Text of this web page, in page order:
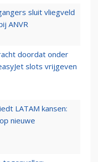
sluit vliegveld
ANVR
doordat onder
slots vrijgeven
LATAM kansen:
nieuwe